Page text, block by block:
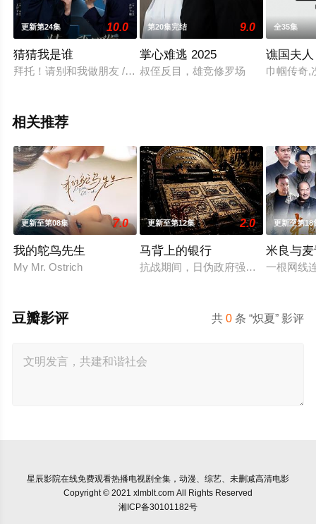
更新第24集 10.0
猜猜我是谁
拜托！请别和我做朋友 / Guess Who I Am
第20集完结 9.0
掌心难逃 2025
叔侄反目，雄竞修罗场
全35集
谯国夫人
巾帼传奇,
相关推荐
更新至第08集 7.0
我的鸵鸟先生
My Mr. Ostrich
更新至第12集 2.0
马背上的银行
抗战期间，日伪政府强行推广、使用
更新至第18
米良与
一根网线
共0 条 “炽夏” 影评
豆瓣影评
星辰影院在线免费观看热播电视剧全集，动漫、综艺、未删减高清电影
Copyright © 2021 xlmblt.com All Rights Reserved
湘ICP备30101182号